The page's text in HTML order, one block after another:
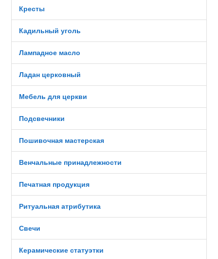
Кресты
Кадильный уголь
Лампадное масло
Ладан церковный
Мебель для церкви
Подсвечники
Пошивочная мастерская
Венчальные принадлежности
Печатная продукция
Ритуальная атрибутика
Свечи
Керамические статуэтки